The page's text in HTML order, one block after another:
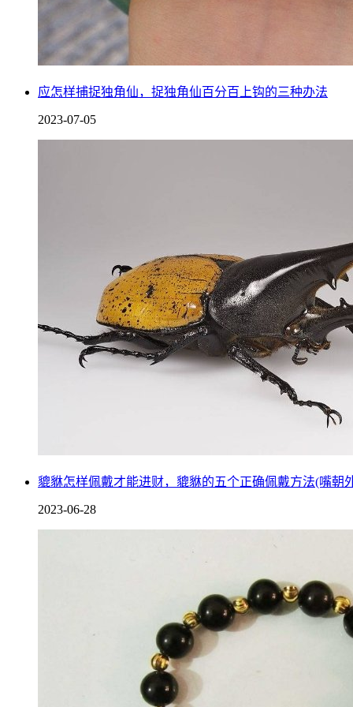
应怎样捕捉独角仙，捉独角仙百分百上钩的三种办法
2023-07-05
貔貅怎样佩戴才能进财，貔貅的五个正确佩戴方法(嘴朝
2023-06-28